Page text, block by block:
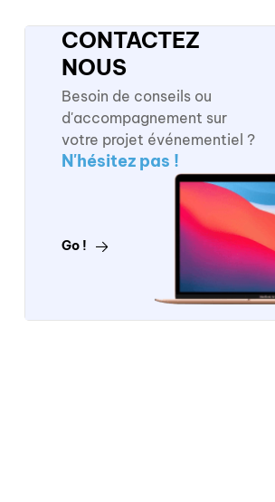
CONTACTEZ
NOUS
Besoin de conseils ou
d'accompagnement sur
votre projet événementiel ?
N'hésitez pas !
Go !